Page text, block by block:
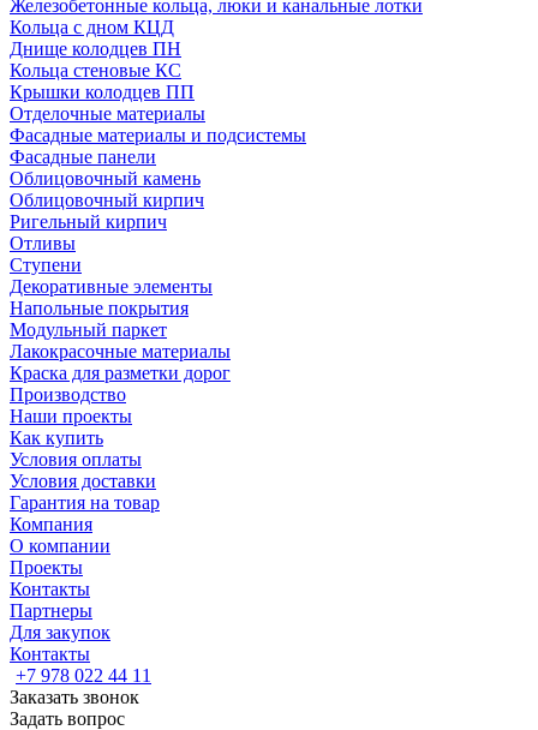
Железобетонные кольца, люки и канальные лотки
Кольца с дном КЦД
Днище колодцев ПН
Кольца стеновые КС
Крышки колодцев ПП
Отделочные материалы
Фасадные материалы и подсистемы
Фасадные панели
Облицовочный камень
Облицовочный кирпич
Ригельный кирпич
Отливы
Ступени
Декоративные элементы
Напольные покрытия
Модульный паркет
Лакокрасочные материалы
Краска для разметки дорог
Производство
Наши проекты
Как купить
Условия оплаты
Условия доставки
Гарантия на товар
Компания
О компании
Проекты
Контакты
Партнеры
Для закупок
Контакты
+7 978 022 44 11
Заказать звонок
Задать вопрос